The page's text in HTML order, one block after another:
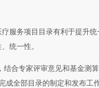
服务项目目录有利于提升
统一性。
合专家评审意见和基金测
全部目录的制定和发布工作